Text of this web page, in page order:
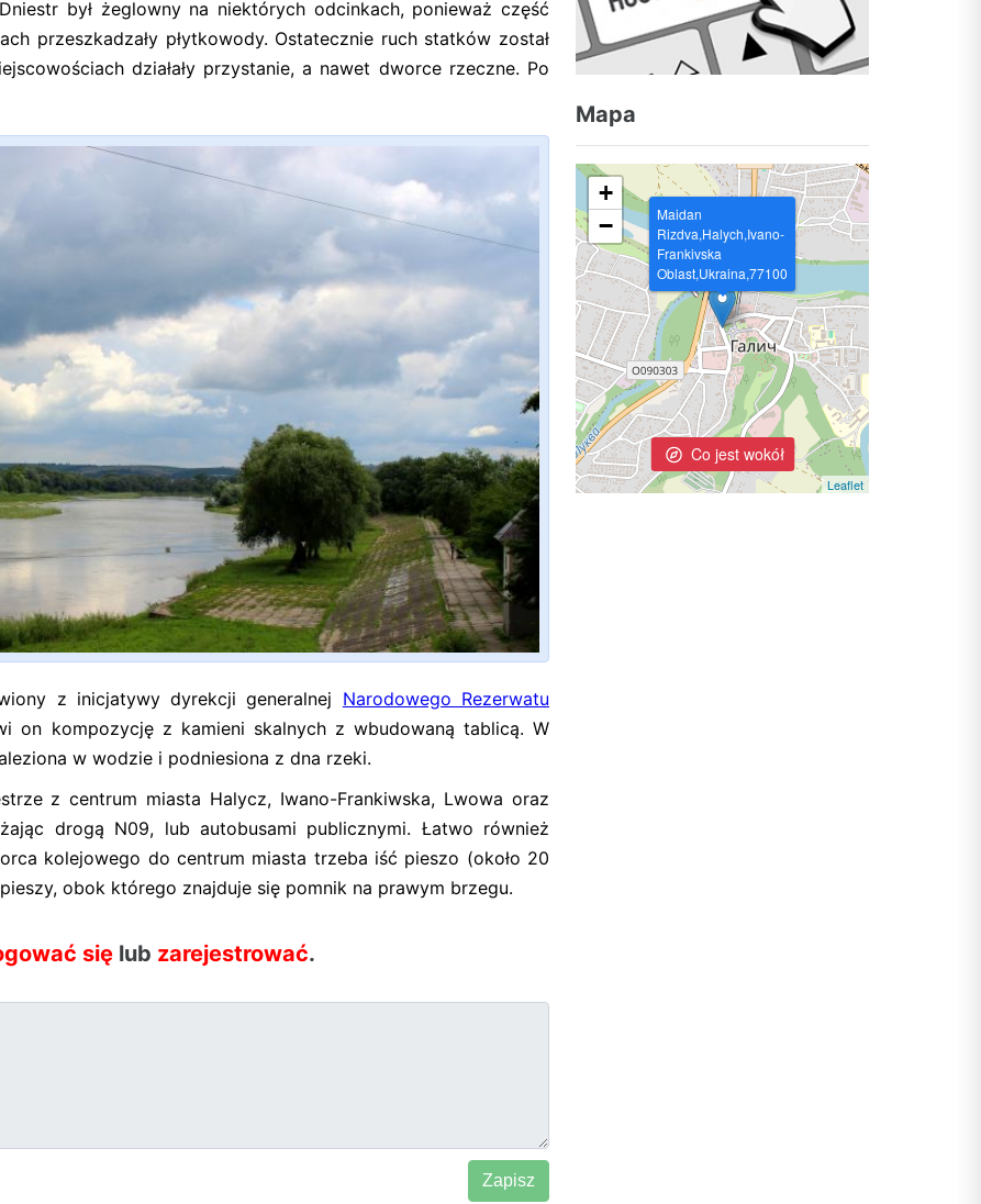
był żeglowny na niektórych odcinkach, ponieważ część
przeszkadzały płytkowody. Ostatecznie ruch statków został
działały przystanie, a nawet dworce rzeczne. Po
z inicjatywy dyrekcji generalnej Narodowego Rezerwatu
on kompozycję z kamieni skalnych z wbudowaną tablicą. W
w wodzie i podniesiona z dna rzeki.
z centrum miasta Halycz, Iwano-Frankiwska, Lwowa oraz
drogą N09, lub autobusami publicznymi. Łatwo również
kolejowego do centrum miasta trzeba iść pieszo (około 20
obok którego znajduje się pomnik na prawym brzegu.
się lub zarejestrować.
Mapa
Co jest wokół
Maidan
Rizdva,Halych,Ivano-
Frankivska
Oblast,Ukraina,77100
+
−
Leaflet